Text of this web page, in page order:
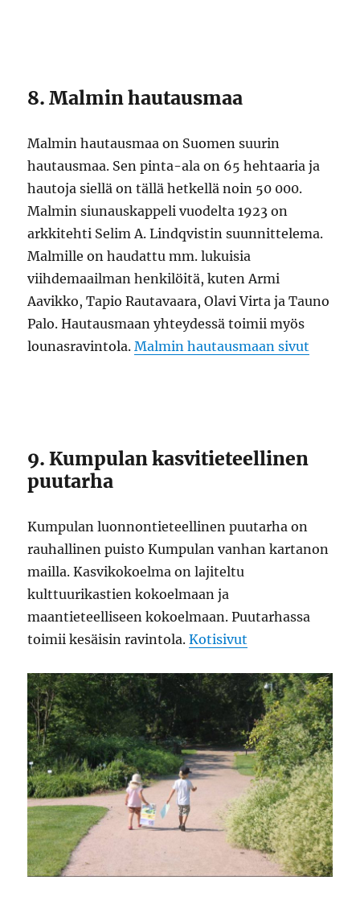
8. Malmin hautausmaa
Malmin hautausmaa on Suomen suurin
hautausmaa. Sen pinta-ala on 65 hehtaaria ja
hautoja siellä on tällä hetkellä noin 50 000.
Malmin siunauskappeli vuodelta 1923 on
arkkitehti Selim A. Lindqvistin suunnittelema.
Malmille on haudattu mm. lukuisia
viihdemaailman henkilöitä, kuten Armi
Aavikko, Tapio Rautavaara, Olavi Virta ja Tauno
Palo. Hautausmaan yhteydessä toimii myös
lounasravintola.Malmin hautausmaan sivut
9. Kumpulan kasvitieteellinen
puutarha
Kumpulan luonnontieteellinen puutarha on
rauhallinen puisto Kumpulan vanhan kartanon
mailla. Kasvikokoelma on lajiteltu
kulttuurikastien kokoelmaan ja
maantieteelliseen kokoelmaan. Puutarhassa
toimii kesäisin ravintola.Kotisivut